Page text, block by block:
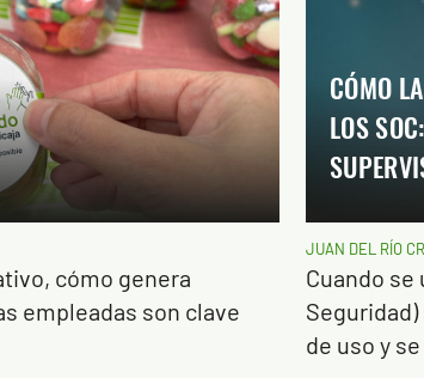
cómo genera
empleadas son clave
CÓMO
LOS
JUAN DEL RÍO
Cuando se
de uso y